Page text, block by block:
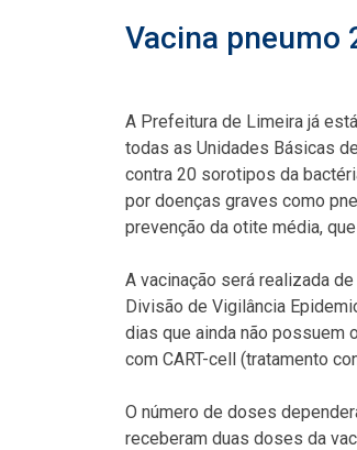
Vacina pneumo
A Prefeitura de Limeira já
todas as Unidades Básicas
contra 20 sorotipos da
por doenças graves como
prevenção da otite média,
A vacinação será realizada
Divisão de Vigilância
dias que ainda não possuem
com CART-cell (tratamento
O número de doses
receberam duas doses da